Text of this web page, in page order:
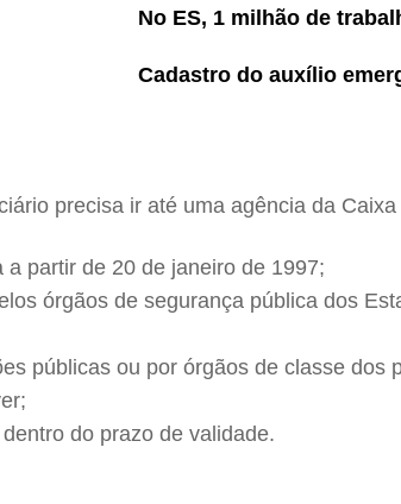
No ES, 1 milhão de
Cadastro do auxílio
precisa ir até uma agência da
partir de 20 de janeiro de 1997;
órgãos de segurança pública dos
públicas ou por órgãos de classe
do prazo de validade.